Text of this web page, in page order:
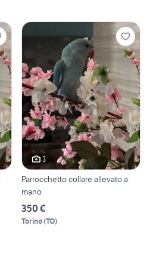
3
Parrocchetto collare allevato a
mano
350 €
Torino(TO)